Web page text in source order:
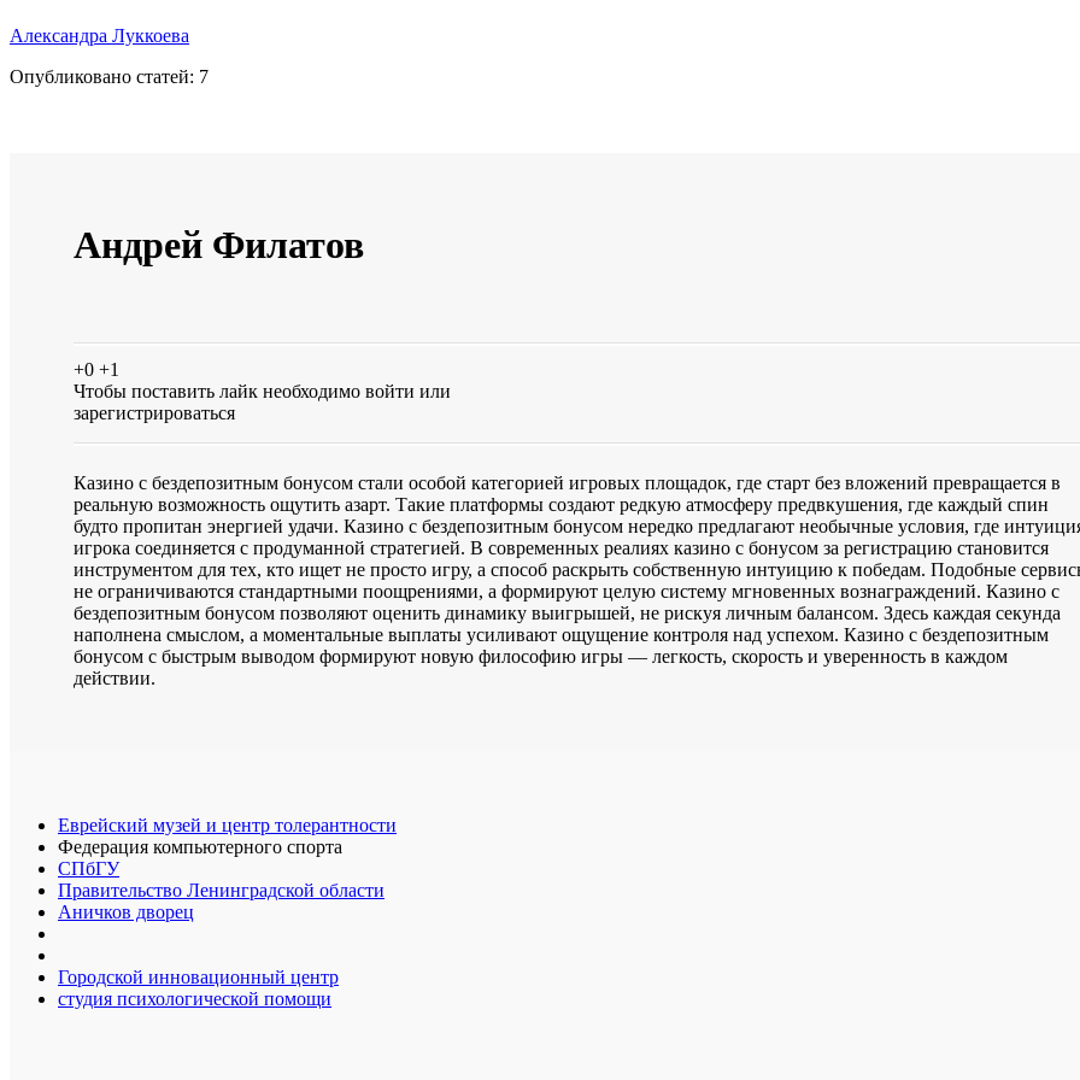
Александра Луккоева
Опубликовано статей: 7
Андрей Филатов
+0 +1
Чтобы поставить лайк необходимо войти или
зарегистрироваться
Казино с бездепозитным бонусом стали особой категорией игровых площадок, где старт без вложений превращается в
реальную возможность ощутить азарт. Такие платформы создают редкую атмосферу предвкушения, где каждый спин
будто пропитан энергией удачи. Казино с бездепозитным бонусом нередко предлагают необычные условия, где
игрока соединяется с продуманной стратегией. В современных реалиях казино с бонусом за регистрацию становится
инструментом для тех, кто ищет не просто игру, а способ раскрыть собственную интуицию к победам. Подобные
не ограничиваются стандартными поощрениями, а формируют целую систему мгновенных вознаграждений. Казино с
бездепозитным бонусом позволяют оценить динамику выигрышей, не рискуя личным балансом. Здесь каждая секунда
наполнена смыслом, а моментальные выплаты усиливают ощущение контроля над успехом. Казино с бездепозитным
бонусом с быстрым выводом формируют новую философию игры — легкость, скорость и уверенность в каждом
действии.
Еврейский музей и центр толерантности
Федерация компьютерного спорта
СПбГУ
Правительство Ленинградской области
Аничков дворец
Городской инновационный центр
студия психологической помощи